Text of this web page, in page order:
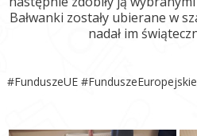
Bałwanki zostały ubierane w
nadał im
#FunduszeUE #FunduszeEuropejskie